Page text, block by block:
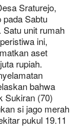
Sraturejo,
pada Sabtu
Satu unit rumah
ini,
aset
rupiah.
bahwa
Sukiran (70)
si jago merah
pukul 19.11